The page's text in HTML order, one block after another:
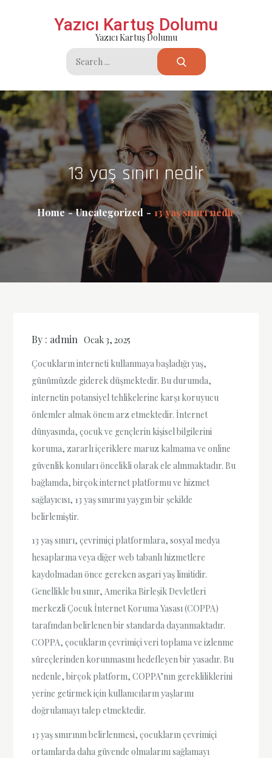
Yazıcı Kartuş Dolumu
Yazıcı Kartuş Dolumu
Search
for:
13 yaş sınırı nedir
Home Uncategorized 13 yaş sınırı nedir
By : admin Ocak 3, 2025
Çocukların interneti kullanmaya başladığı yaş,
günümüzde giderek düşmektedir. Bu durumda,
internetin potansiyel tehlikelerine karşı koruyucu
önlemler almak önem arz etmektedir. İnternet
dünyasında, çocuk ve gençlerin kişisel bilgilerini
koruma, zararlı içeriklere maruz kalmama ve online
güvenlik konuları öncelikli olarak ele alınmaktadır. Bu
bağlamda, birçok internet platformu ve hizmet
sağlayıcısı, 13 yaş sınırını yaygın bir şekilde
belirlemiştir.
13 yaş sınırı, çevrimiçi platformlara, sosyal medya
hesaplarına veya diğer web tabanlı hizmetlere
kaydolmadan önce gereken asgari yaş limitidir.
Genellikle bu sınır, Amerika Birleşik Devletleri
merkezli Çocuk İnternet Koruma Yasası (COPPA)
tarafından belirlenen bir standarda dayanmaktadır.
COPPA, çocukların çevrimiçi veri toplama ve izlenme
süreçlerinden korunmasını hedefleyen bir yasadır. Bu
nedenle, birçok platform, COPPA’nın gerekliliklerini
yerine getirmek için kullanıcıların yaşlarını
doğrulamayı talep etmektedir.
13 yaş sınırının belirlenmesi, çocukların çevrimiçi
ortamlarda daha güvende olmalarını sağlamayı